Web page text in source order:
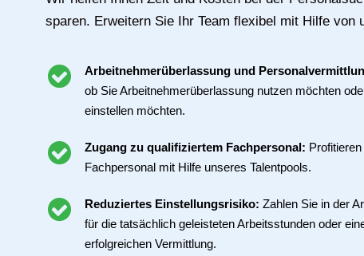
sparen. Erweitern Sie Ihr Team flexibel mit Hilfe von
Arbeitnehmerüberlassung und
ob Sie Arbeitnehmerüberlassung nutzen möchten
einstellen möchten.
Zugang zu qualifiziertem Fachpersonal:
Fachpersonal mit Hilfe unseres Talentpools.
Reduziertes Einstellungsrisiko: Zahlen Sie in der
für die tatsächlich geleisteten Arbeitsstunden oder
erfolgreichen Vermittlung.